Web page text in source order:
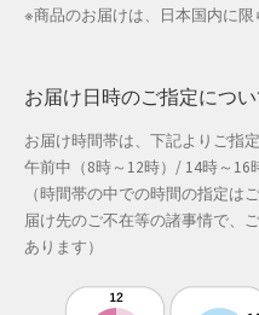
※商品のお届けは、日本国内に限
お届け日時のご指定につい
お届け時間帯は、下記よりご指
午前中（8時～12時）/ 14時～16
（時間帯の中での時間の指定は
届け先のご不在等の諸事情で、
あります）